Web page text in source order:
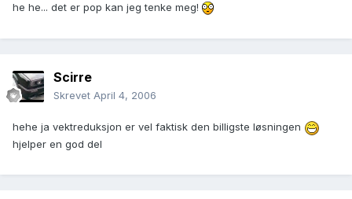
he he... det er pop kan jeg tenke meg!
Scirre
Skrevet April 4, 2006
hehe ja vektreduksjon er vel faktisk den billigste løsningen
hjelper en god del